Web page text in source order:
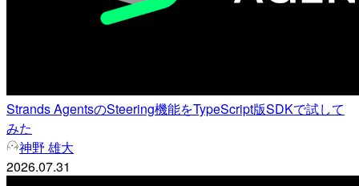
Strands AgentsのSteering機能をTypeScript版SDKで試して
みた
神野 雄大
2026.07.31